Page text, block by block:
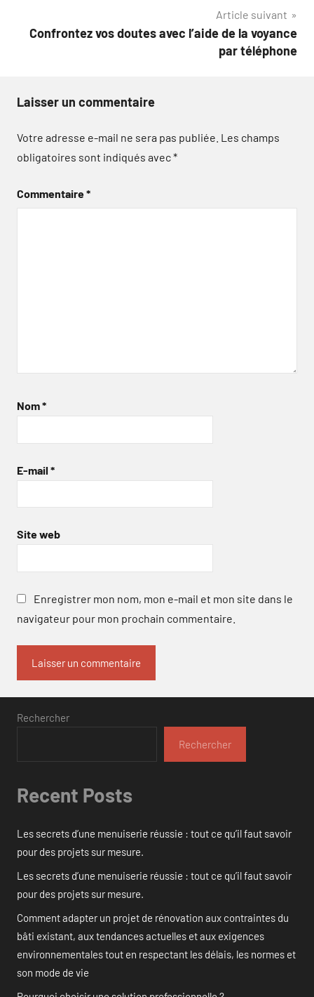
Article suivant
Confrontez vos doutes avec l’aide de la voyance
par téléphone
Laisser un commentaire
Votre adresse e-mail ne sera pas publiée. Les champs
obligatoires sont indiqués avec*
Commentaire*
Nom*
E-mail *
Site web
Enregistrer mon nom, mon e-mail et mon site dans le
navigateur pour mon prochain commentaire.
Rechercher
Rechercher
Recent Posts
Les secrets d’une menuiserie réussie : tout ce qu’il faut savoir
pour des projets sur mesure.
Les secrets d’une menuiserie réussie : tout ce qu’il faut savoir
pour des projets sur mesure.
Comment adapter un projet de rénovation aux contraintes du
bâti existant, aux tendances actuelles et aux exigences
environnementales tout en respectant les délais, les normes et
son mode de vie